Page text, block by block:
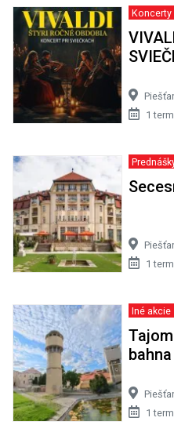
Koncerty
1
1
Iné akcie
1